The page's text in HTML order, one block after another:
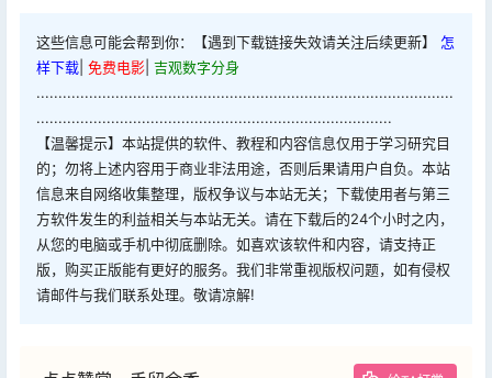
这些信息可能会帮到你：【遇到下载链接失效请关注后续更新】 怎
样下载 免费电影 吉观数字分身
...............................................................................................
.................................................................................
【温馨提示】本站提供的软件、教程和内容信息仅用于学习研究目
的；勿将上述内容用于商业非法用途，否则后果请用户自负。本站
信息来自网络收集整理，版权争议与本站无关；下载使用者与第三
方软件发生的利益相关与本站无关。请在下载后的24个小时之内，
从您的电脑或手机中彻底删除。如喜欢该软件和内容，请支持正
版，购买正版能有更好的服务。我们非常重视版权问题，如有侵权
请邮件与我们联系处理。敬请凉解!